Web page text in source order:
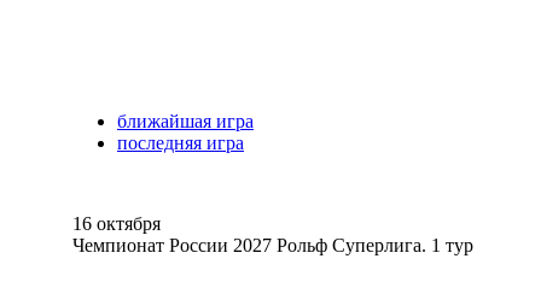
ближайшая игра
последняя игра
16 октября
Чемпионат России 2027 Рольф Суперлига. 1 тур